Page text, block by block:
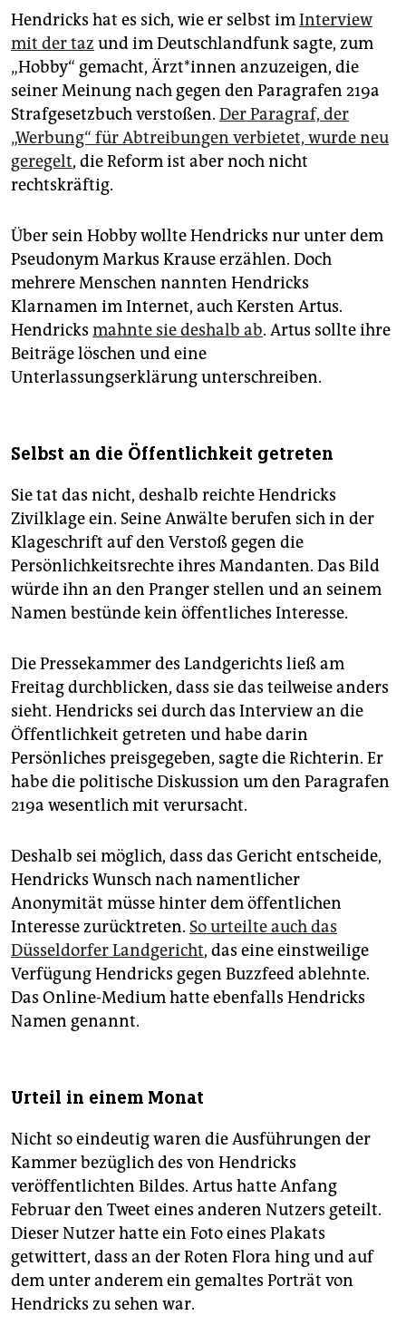
Hendricks hat es sich, wie er selbst imInterview
mit der taz und im Deutschlandfunk sagte, zum
„Hobby“ gemacht, Ärzt*innen anzuzeigen, die
seiner Meinung nach gegen den Paragrafen 219a
Strafgesetzbuch verstoßen. Der Paragraf, der
„Werbung“ für Abtreibungen verbietet, wurde neu
geregelt, die Reform ist aber noch nicht
rechtskräftig.
Über sein Hobby wollte Hendricks nur unter dem
Pseu­donym Markus Krause erzählen. Doch
mehrere Menschen nannten Hendricks
Klarnamen im Internet, auch Kersten Artus.
Hendricks mahnte sie deshalb ab. Artus sollte ihre
Beiträge löschen und eine
Unterlassungserklärung unterschreiben.
Selbst an die Öffentlichkeit getreten
Sie tat das nicht, deshalb reichte Hendricks
Zivilklage ein. Seine Anwälte berufen sich in der
Klageschrift auf den Verstoß gegen die
Persönlichkeitsrechte ihres Mandanten. Das Bild
würde ihn an den Pranger stellen und an seinem
Namen bestünde kein öffentliches Interesse.
Die Pressekammer des Landgerichts ließ am
Freitag durchblicken, dass sie das teilweise anders
sieht. Hendricks sei durch das Interview an die
Öffentlichkeit getreten und habe darin
Persönliches preisgegeben, sagte die Richterin. Er
habe die politische Diskussion um den Paragrafen
219a wesentlich mit verursacht.
Deshalb sei möglich, dass das Gericht entscheide,
Hendricks Wunsch nach namentlicher
Anonymität müsse hinter dem öffentlichen
Interesse zurücktreten. So urteilte auch das
Düsseldorfer Landgericht, das eine einstweilige
Verfügung Hendricks gegen Buzzfeed ablehnte.
Das Online-Medium hatte ebenfalls Hendricks
Namen genannt.
Urteil in einem Monat
Nicht so eindeutig waren die Ausführungen der
Kammer bezüglich des von Hendricks
veröffentlichten Bildes. Artus hatte Anfang
Februar den Tweet eines anderen Nutzers geteilt.
Dieser Nutzer hatte ein Foto eines Plakats
getwittert, dass an der Roten Flora hing und auf
dem unter anderem ein gemaltes Por­trät von
Hendricks zu sehen war.